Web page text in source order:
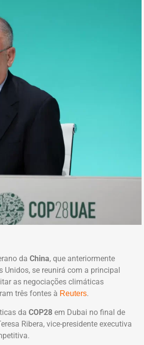
da China, que anteriormente
se reunirá com a principal
as negociações climáticas
três fontes à Reuters.
da COP28 em Dubai no final de
Ribera, vice-presidente executiva